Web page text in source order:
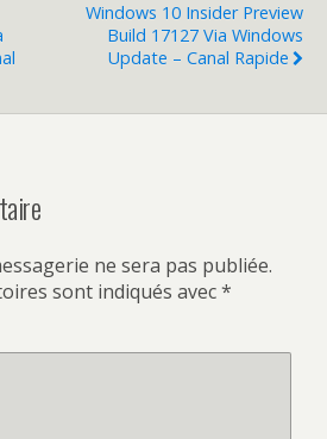
Windows 10 Insider Preview
Build 17127 Via Windows
Update – Canal Rapide
ne sera pas publiée.
sont indiqués avec*